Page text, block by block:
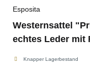
Esposita
Westernsattel
echtes Leder mit
Knapper Lagerbestand